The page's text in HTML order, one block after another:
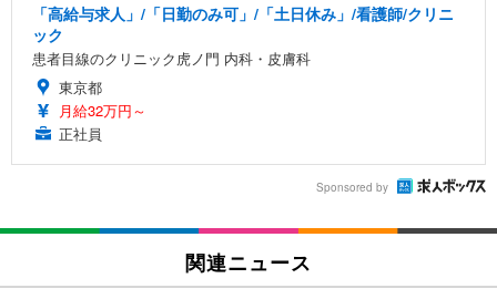
「高給与求人」/「日勤のみ可」/「土日休み」/看護師/クリニ
ック
患者目線のクリニック虎ノ門 内科・皮膚科
東京都
月給32万円～
正社員
Sponsored by
関連ニュース